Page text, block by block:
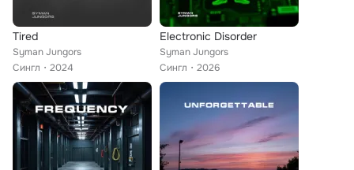
Tired
Syman Jungors
Сингл
2024
Electronic Disorder
Syman Jungors
Сингл
2026